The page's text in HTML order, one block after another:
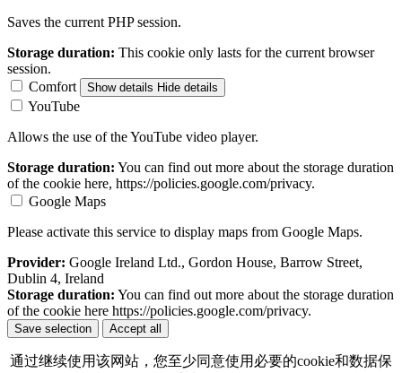
Saves the current PHP session.
Storage duration: This cookie only lasts for the current browser
session.
Comfort
Show details Hide details
YouTube
Allows the use of the YouTube video player.
Storage duration: You can find out more about the storage duration
of the cookie here, https://policies.google.com/privacy.
Google Maps
Please activate this service to display maps from Google Maps.
Provider: Google Ireland Ltd., Gordon House, Barrow Street,
Dublin 4, Ireland
Storage duration: You can find out more about the storage duration
of the cookie here https://policies.google.com/privacy.
Save selection Accept all
通过继续使用该网站，您至少同意使用必要的cookie和数据保